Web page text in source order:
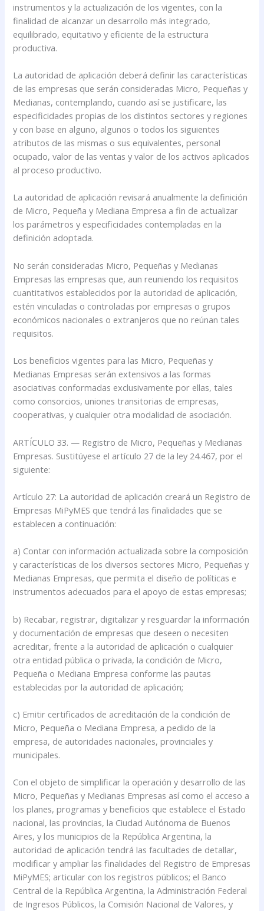
instrumentos y la actualización de los vigentes, con la
finalidad de alcanzar un desarrollo más integrado,
equilibrado, equitativo y eficiente de la estructura
productiva.
La autoridad de aplicación deberá definir las características
de las empresas que serán consideradas Micro, Pequeñas y
Medianas, contemplando, cuando así se justificare, las
especificidades propias de los distintos sectores y regiones
y con base en alguno, algunos o todos los siguientes
atributos de las mismas o sus equivalentes, personal
ocupado, valor de las ventas y valor de los activos aplicados
al proceso productivo.
La autoridad de aplicación revisará anualmente la definición
de Micro, Pequeña y Mediana Empresa a fin de actualizar
los parámetros y especificidades contempladas en la
definición adoptada.
No serán consideradas Micro, Pequeñas y Medianas
Empresas las empresas que, aun reuniendo los requisitos
cuantitativos establecidos por la autoridad de aplicación,
estén vinculadas o controladas por empresas o grupos
económicos nacionales o extranjeros que no reúnan tales
requisitos.
Los beneficios vigentes para las Micro, Pequeñas y
Medianas Empresas serán extensivos a las formas
asociativas conformadas exclusivamente por ellas, tales
como consorcios, uniones transitorias de empresas,
cooperativas, y cualquier otra modalidad de asociación.
ARTÍCULO 33. — Registro de Micro, Pequeñas y Medianas
Empresas. Sustitúyese el artículo 27 de la ley 24.467, por el
siguiente:
Artículo 27: La autoridad de aplicación creará un Registro de
Empresas MiPyMES que tendrá las finalidades que se
establecen a continuación:
a) Contar con información actualizada sobre la composición
y características de los diversos sectores Micro, Pequeñas y
Medianas Empresas, que permita el diseño de políticas e
instrumentos adecuados para el apoyo de estas empresas;
b) Recabar, registrar, digitalizar y resguardar la información
y documentación de empresas que deseen o necesiten
acreditar, frente a la autoridad de aplicación o cualquier
otra entidad pública o privada, la condición de Micro,
Pequeña o Mediana Empresa conforme las pautas
establecidas por la autoridad de aplicación;
c) Emitir certificados de acreditación de la condición de
Micro, Pequeña o Mediana Empresa, a pedido de la
empresa, de autoridades nacionales, provinciales y
municipales.
Con el objeto de simplificar la operación y desarrollo de las
Micro, Pequeñas y Medianas Empresas así como el acceso a
los planes, programas y beneficios que establece el Estado
nacional, las provincias, la Ciudad Autónoma de Buenos
Aires, y los municipios de la República Argentina, la
autoridad de aplicación tendrá las facultades de detallar,
modificar y ampliar las finalidades del Registro de Empresas
MiPyMES; articular con los registros públicos; el Banco
Central de la República Argentina, la Administración Federal
de Ingresos Públicos, la Comisión Nacional de Valores, y